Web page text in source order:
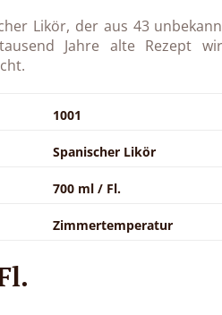
Likör, der aus 43
Jahre alte Rezept
1001
Spanischer Likör
700 ml / Fl.
Zimmertemperatur